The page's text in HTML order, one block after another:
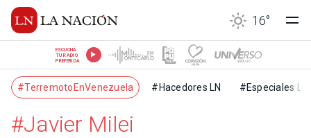
16°
ESCUCHÁ
TU RADIO
PREFERIDA
#TerremotoEnVenezuela #Hacedores LN #Especiales LN
#Javier Milei